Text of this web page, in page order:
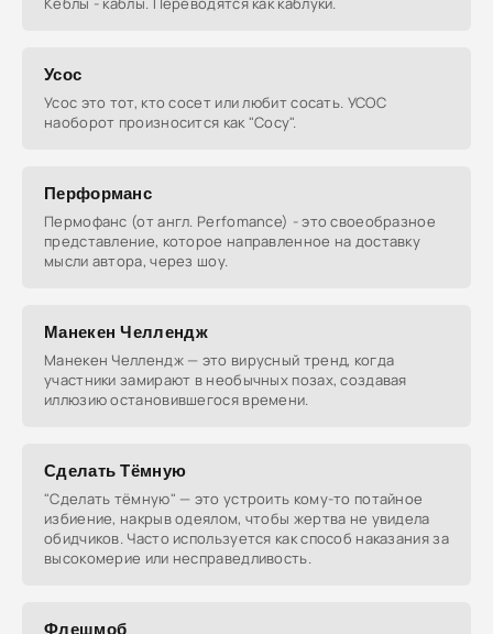
Усос
Усос это тот, кто сосет или любит сосать. УСОС
наоборот произносится как "Сосу".
Перформанс
Пермофанс (от англ. Perfomance) - это своеобразное
представление, которое направленное на доставку
мысли автора, через шоу.
Манекен Челлендж
Манекен Челлендж — это вирусный тренд, когда
участники замирают в необычных позах, создавая
иллюзию остановившегося времени.
Сделать Тёмную
"Сделать тёмную" — это устроить кому-то потайное
избиение, накрыв одеялом, чтобы жертва не увидела
обидчиков. Часто используется как способ наказания за
высокомерие или несправедливость.
Флешмоб